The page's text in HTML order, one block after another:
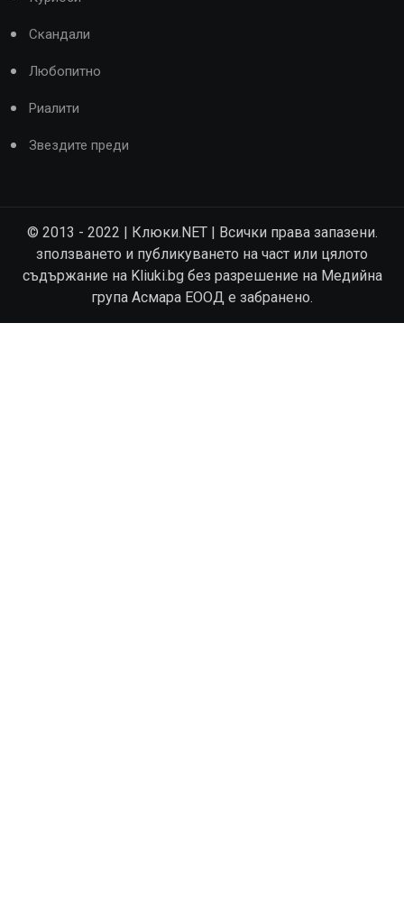
Скандали
Любопитно
Риалити
Звездите преди
© 2013 - 2022 | Клюки.NET | Всички права запазени.
зползването и публикуването на част или цялото
съдържание на Kliuki.bg без разрешение на Медийна
група Асмара ЕООД е забранено.